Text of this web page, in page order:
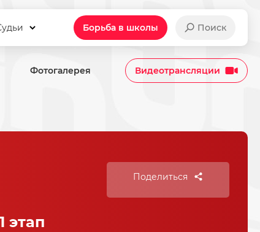
Борьба в школы Поиск
Фотогалерея Видеотрансляции
этап
Поделиться